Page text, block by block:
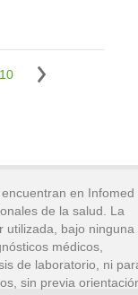
10
en Infomed
de la salud. La
utilizada, bajo ninguna
médicos,
de laboratorio, ni
sin previa